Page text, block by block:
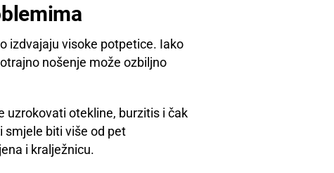
izdvajaju visoke potpetice. Iako
nošenje može ozbiljno
uzrokovati otekline, burzitis i čak
smjele biti više od pet
i kralježnicu.